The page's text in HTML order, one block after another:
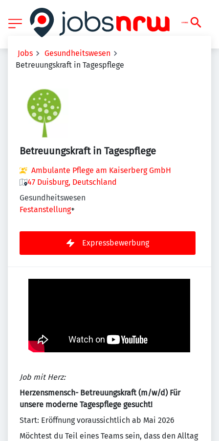
Jobs
Gesundheitswesen
Betreuungskraft in Tagespflege
Betreuungskraft in Tagespflege
Ambulante Pflege am Kaiserberg GmbH
47 Duisburg, Deutschland
Gesundheitswesen
Festanstellung+
Expressbewerbung
Job mit Herz:
Herzensmensch- Betreuungskraft (m/w/d) Für
unsere moderne Tagespflege gesucht!
Start: Eröffnung voraussichtlich ab Mai 2026
Möchtest du Teil eines Teams sein, dass den Alltag